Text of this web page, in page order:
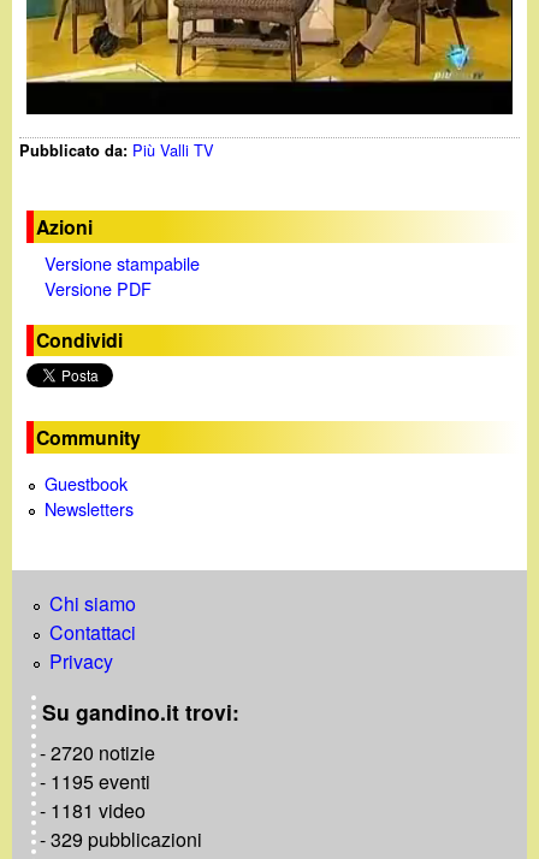
t
l
a
y
i
e
Pubblicato da: Più Valli TV
Azioni
Versione stampabile
Versione PDF
Condividi
Community
Guestbook
Newsletters
Chi siamo
Contattaci
Privacy
Su gandino.it trovi:
- 2720 notizie
- 1195 eventi
- 1181 video
- 329 pubblicazioni